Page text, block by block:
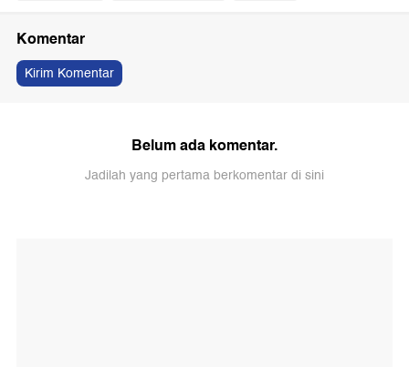
Komentar
Kirim Komentar
Belum ada komentar.
Jadilah yang pertama berkomentar di sini